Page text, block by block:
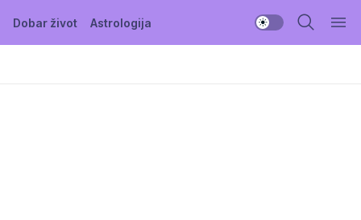
Dobar život Astrologija